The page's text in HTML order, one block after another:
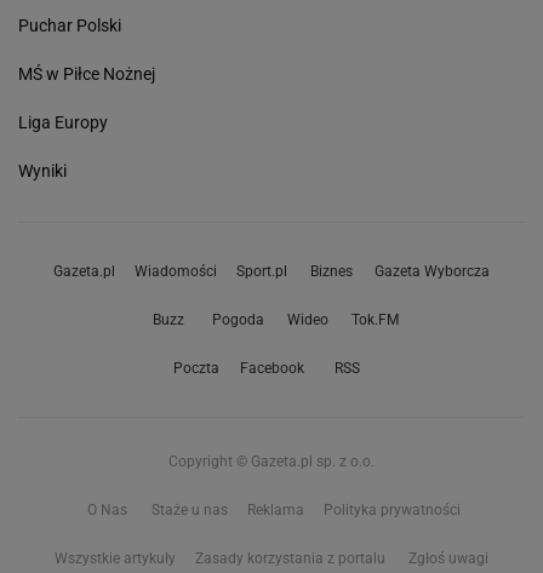
Puchar Polski
MŚ w Piłce Nożnej
Liga Europy
Wyniki
Gazeta.pl Wiadomości Sport.pl Biznes Gazeta Wyborcza
Buzz Pogoda Wideo Tok.FM
Poczta Facebook RSS
Copyright © Gazeta.pl sp. z o.o.
O Nas Staże u nas Reklama Polityka prywatności
Wszystkie artykuły Zasady korzystania z portalu Zgłoś uwagi